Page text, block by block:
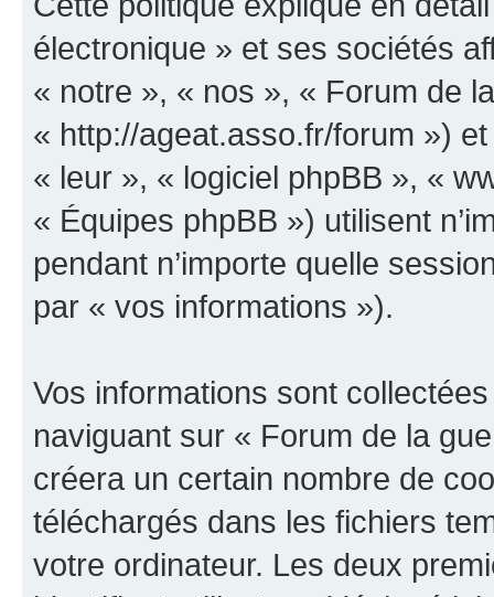
électronique » et ses sociétés
« notre », « nos », « Forum de
« http://ageat.asso.fr/forum »)
« leur », « logiciel phpBB », «
« Équipes phpBB ») utilisent
pendant n’importe quelle
par « vos informations »).
Vos informations sont
naviguant sur « Forum de la
créera un certain nombre de
téléchargés dans les fichiers
votre ordinateur. Les deux